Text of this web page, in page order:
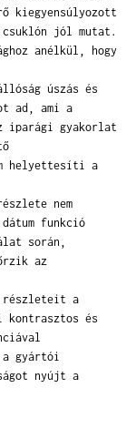
kiegyensúlyozott
jól mutat.
anélkül, hogy
úszás és
ad, ami a
iparági gyakorlat
helyettesíti a
nem
funkció
során,
az
részleteit a
és
a gyártói
nyújt a